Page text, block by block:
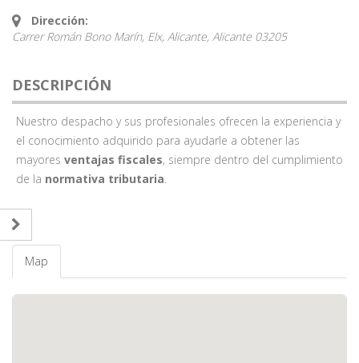
Dirección:
Carrer Román Bono Marín, Elx, Alicante, Alicante 03205
DESCRIPCIÓN
Nuestro despacho y sus profesionales ofrecen la experiencia y
el conocimiento adquirido para ayudarle a obtener las
mayores ventajas fiscales, siempre dentro del cumplimiento
de la normativa tributaria.
Map